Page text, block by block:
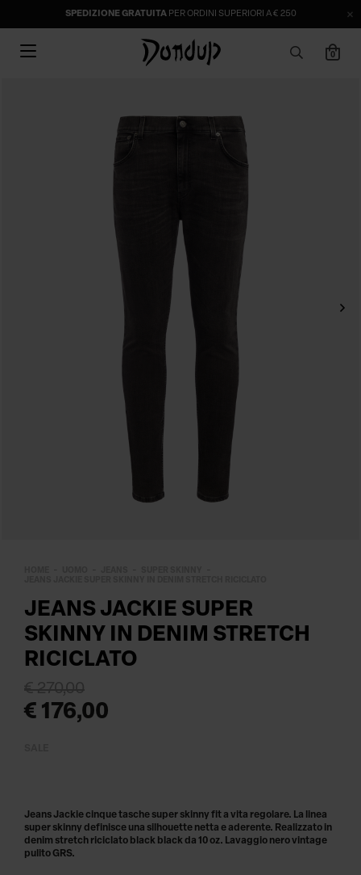
SPEDIZIONE GRATUITAPER ORDINI SUPERIORI A € 250
0
JEANS JACKIE SUPER
SKINNY IN DENIM STRETCH
RICICLATO
€ 176,00
€ 270,00
Jeans Jackie cinque tasche super skinny fit a vita regolare. La linea
super skinny definisce una silhouette netta e aderente. Realizzato in
denim stretch riciclato black black da 10 oz. Lavaggio nero vintage
pulito GRS.